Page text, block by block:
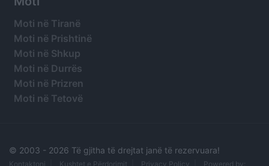
Moti në Tiranë
Moti në Prishtinë
Moti në Shkup
Moti në Durrës
Moti në Prizren
Moti në Tetovë
© 2003 - 2026 Të gjitha të drejtat janë të rezervuara!
Kontaktoni Kushtet e Përdorimit Privacy Policy Powered by: